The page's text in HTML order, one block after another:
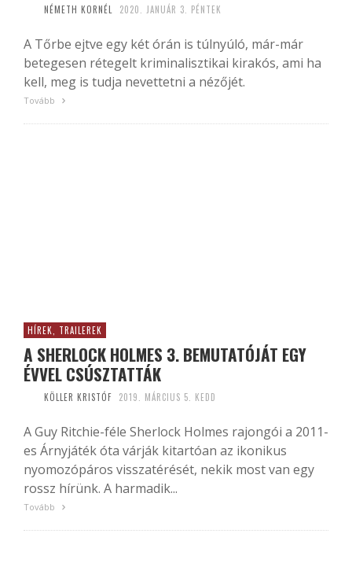
NÉMETH KORNÉL 2020. JANUÁR 3. PÉNTEK
A Tőrbe ejtve egy két órán is túlnyúló, már-már
betegesen rétegelt kriminalisztikai kirakós, ami ha
kell, meg is tudja nevettetni a nézőjét.
Tovább
HÍREK, TRAILEREK
A SHERLOCK HOLMES 3. BEMUTATÓJÁT EGY
ÉVVEL CSÚSZTATTÁK
KÖLLER KRISTÓF 2019. MÁRCIUS 5. KEDD
A Guy Ritchie-féle Sherlock Holmes rajongói a 2011-
es Árnyjáték óta várják kitartóan az ikonikus
nyomozópáros visszatérését, nekik most van egy
rossz hírünk. A harmadik...
Tovább